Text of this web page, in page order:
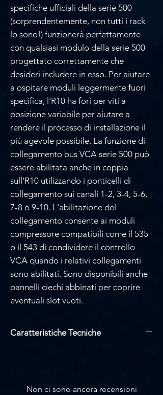
specifiche ufficiali della serie 500
(sorprendentemente, non tutti i rack
lo sono!) funzionerà perfettamente
con qualsiasi modulo della serie 500
progettato correttamente che
desideri includere in esso. Per aiutare
a ospitare moduli leggermente fuori
specifica, l'R10 ha fori per viti a
posizione variabile per aiutare a
rendere il processo di installazione il
più agevole possibile. La funzione di
collegamento bus VCA serie 500 può
essere abilitata anche in coppia
sull'R10 utilizzando i ponticelli di
collegamento sui canali 1-2, 3-4, 5-6,
7-8 o 9-10. L'abilitazione del
collegamento consente ai moduli
compressore compatibili come il 535
o il 543 di condividere il controllo
VCA quando i relativi collegamenti
sono abilitati. Sono disponibili anche
pannelli ciechi abbinati per coprire
eventuali slot vuoti.
Caratteristiche Tecniche
2400mA e 250mA per alimentazione
Non ci sono ancora recensioni